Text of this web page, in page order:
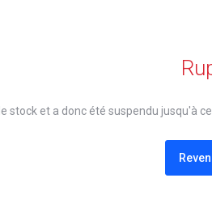
stock et a donc été suspendu jusqu'à